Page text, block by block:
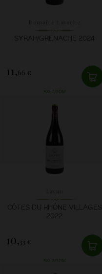
SYRAH/GRENACHE 2024
11,66 €
SKLADOM
CÔTES DU RHÔNE VILLAGES
2022
10, 33 €
SKLADOM